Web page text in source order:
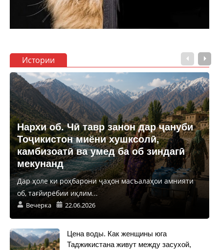
Истории
Нархи об. Чӣ тавр занон дар ҷануби
Тоҷикистон миёни хушксолӣ,
камбизоатӣ ва умед ба об зиндагӣ
мекунанд
Дар ҳоле ки роҳбарони ҷаҳон масъалаҳои амнияти
об, тағйирёбии иқлим...
Вечерка 22.06.2026
Цена воды. Как женщины юга
Таджикистана живут между засухой,